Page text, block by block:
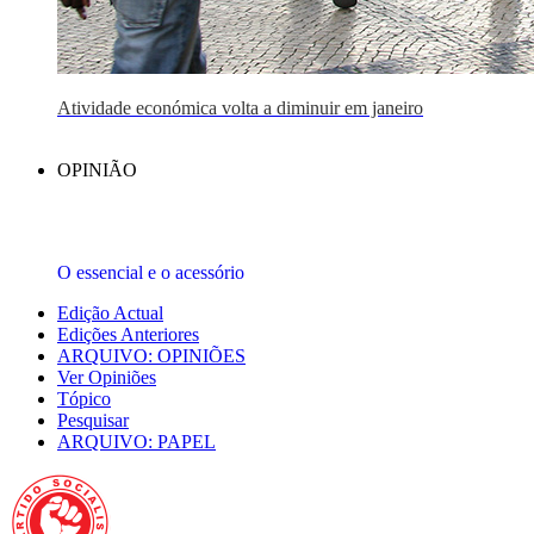
Atividade económica volta a diminuir em janeiro
OPINIÃO
O essencial e o acessório
Edição Actual
Edições Anteriores
ARQUIVO: OPINIÕES
Ver Opiniões
Tópico
Pesquisar
ARQUIVO: PAPEL